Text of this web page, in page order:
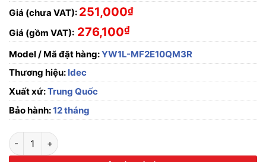
Giá (chưa VAT): 251,000₫
Giá (gồm VAT): 276,100₫
Model / Mã đặt hàng:YW1L-MF2E10QM3R
Thương hiệu: Idec
Xuất xứ:Trung Quốc
Bảo hành:12 tháng
Nút nhấn nhả phi 22, có đèn, 220V AC/DC Idec YW1L-